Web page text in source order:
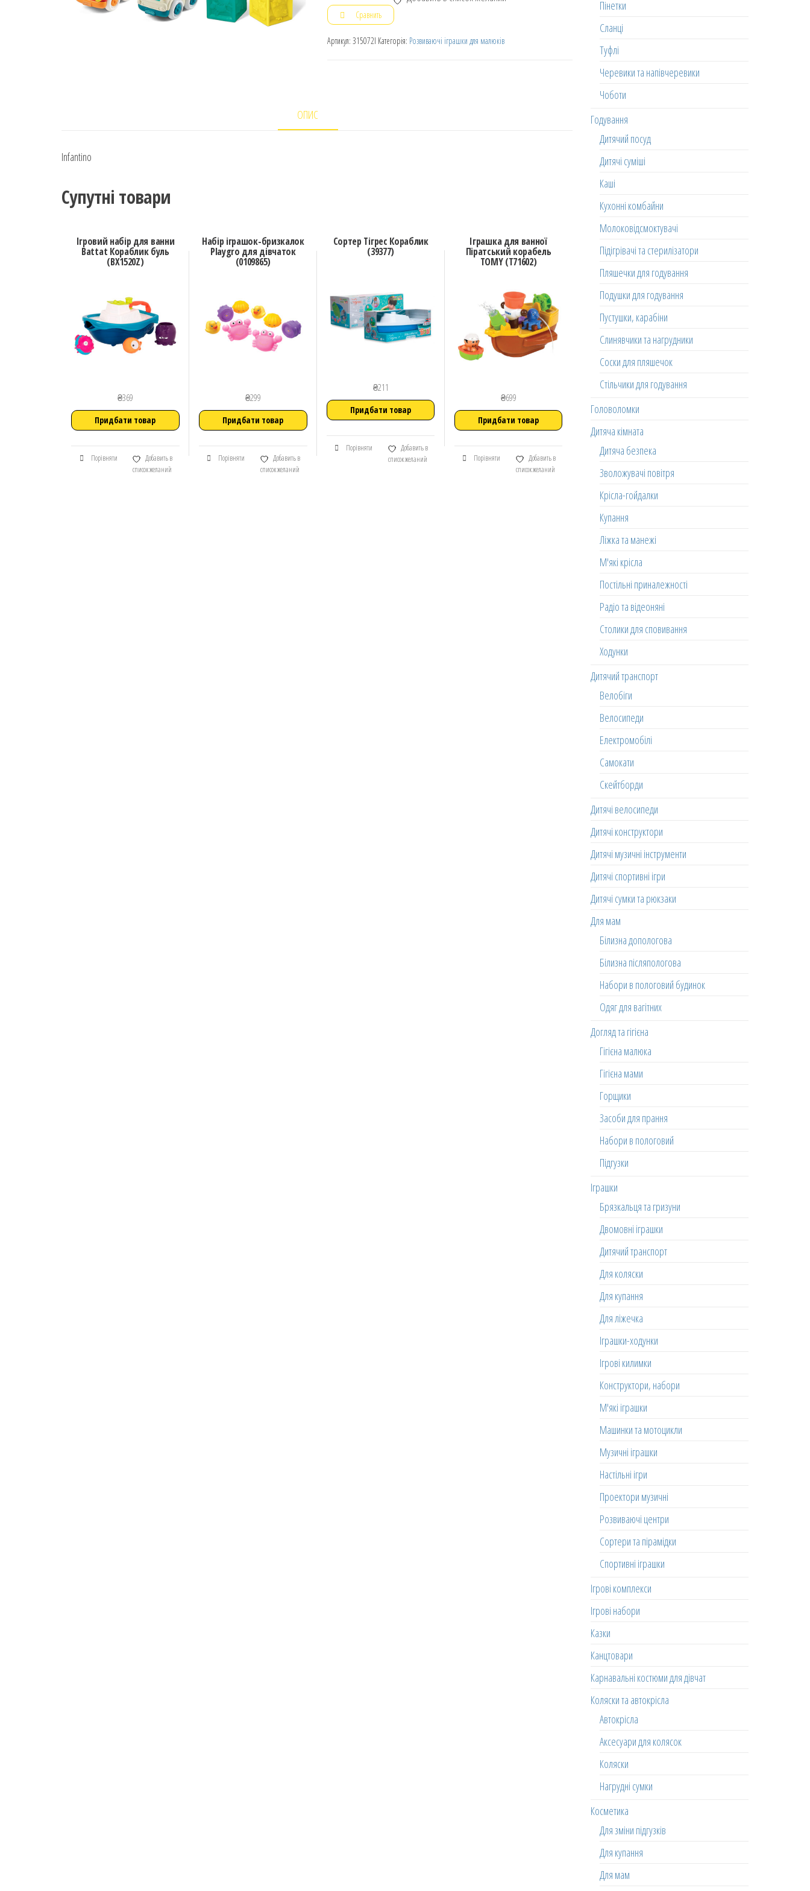
Сравнить
Артикул: 315072I Категорія: Розвиваючі іграшки для малюків
ОПИС
Infantino
Супутні товари
Ігровий набір для ванни
Battat Кораблик буль
(BX1520Z)
₴369
Придбати товар
Порівняти
Добавить в
список желаний
Набір іграшок-бризкалок
Playgro для дівчаток
(0109865)
₴299
Придбати товар
Порівняти
Добавить в
список желаний
Сортер Тігрес Кораблик
(39377)
₴211
Придбати товар
Порівняти
Добавить в
список желаний
Іграшка для ванної
Піратський корабель
TOMY (Т71602)
₴699
Придбати товар
Порівняти
Добавить в
список желаний
Пінетки
Сланці
Туфлі
Черевики та напівчеревики
Чоботи
Годування
Дитячий посуд
Дитячі суміші
Каші
Кухонні комбайни
Молоковідсмоктувачі
Підігрівачі та стерилізатори
Пляшечки для годування
Подушки для годування
Пустушки, карабіни
Слинявчики та нагрудники
Соски для пляшечок
Стільчики для годування
Головоломки
Дитяча кімната
Дитяча безпека
Зволожувачі повітря
Крісла-гойдалки
Купання
Ліжка та манежі
М'які крісла
Постільні приналежності
Радіо та відеоняні
Столики для сповивання
Ходунки
Дитячий транспорт
Велобіги
Велосипеди
Електромобілі
Самокати
Скейтборди
Дитячі велосипеди
Дитячі конструктори
Дитячі музичні інструменти
Дитячі спортивні ігри
Дитячі сумки та рюкзаки
Для мам
Білизна допологова
Білизна післяпологова
Набори в пологовий будинок
Одяг для вагітних
Догляд та гігієна
Гігієна малюка
Гігієна мами
Горщики
Засоби для прання
Набори в пологовий
Підгузки
Іграшки
Брязкальця та гризуни
Двомовні іграшки
Дитячий транспорт
Для коляски
Для купання
Для ліжечка
Іграшки-ходунки
Ігрові килимки
Конструктори, набори
М'які іграшки
Машинки та мотоцикли
Музичні іграшки
Настільні ігри
Проектори музичні
Розвиваючі центри
Сортери та пірамідки
Спортивні іграшки
Ігрові комплекси
Ігрові набори
Казки
Канцтовари
Карнавальні костюми для дівчат
Коляски та автокрісла
Автокрісла
Аксесуари для колясок
Коляски
Нагрудні сумки
Косметика
Для зміни підгузків
Для купання
Для мам